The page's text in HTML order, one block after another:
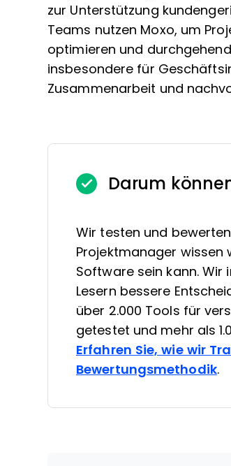
zur Unterstützung
Teams nutzen Moxo, um
optimieren und
insbesondere für
Zusammenarbeit und
Darum
Wir testen und
Projektmanager wissen
Software sein kann. Wir
Lesern bessere
über 2.000 Tools für
getestet und mehr als
Erfahren Sie, wie wir
Bewertungsmethodik.